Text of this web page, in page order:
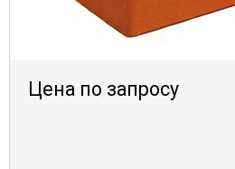
Цена по запросу